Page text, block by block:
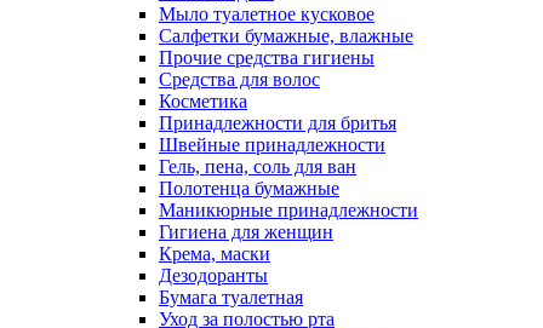
Мыло туалетное кусковое
Салфетки бумажные, влажные
Прочие средства гигиены
Средства для волос
Косметика
Принадлежности для бритья
Швейные принадлежности
Гель, пена, соль для ван
Полотенца бумажные
Маникюрные принадлежности
Гигиена для женщин
Крема, маски
Дезодоранты
Бумага туалетная
Уход за полостью рта